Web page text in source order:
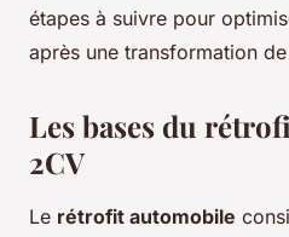
étapes à suivre pour
après une transformation
Les bases du
2CV
Le rétrofit automobile